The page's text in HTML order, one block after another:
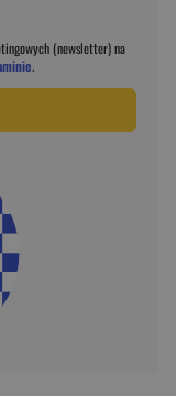
(newsletter) na
.